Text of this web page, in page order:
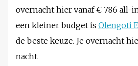
overnacht hier vanaf € 786 all-
een kleiner budget is Olengoti
de beste keuze. Je overnacht
nacht.